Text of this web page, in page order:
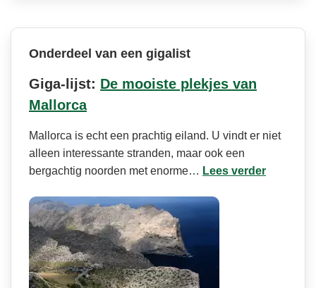
Onderdeel van een gigalist
Giga-lijst: De mooiste plekjes van
Mallorca
Mallorca is echt een prachtig eiland. U vindt er niet
alleen interessante stranden, maar ook een
bergachtig noorden met enorme… Lees verder